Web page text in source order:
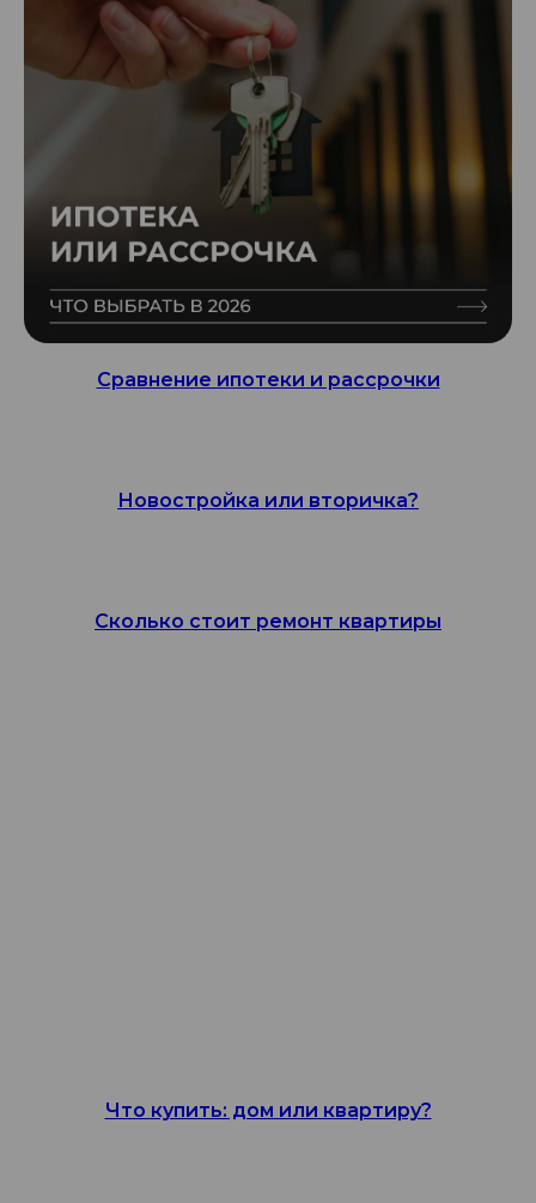
Сравнение ипотеки и рассрочки
Новостройка или вторичка?
Сколько стоит ремонт квартиры
Что купить: дом или квартиру?